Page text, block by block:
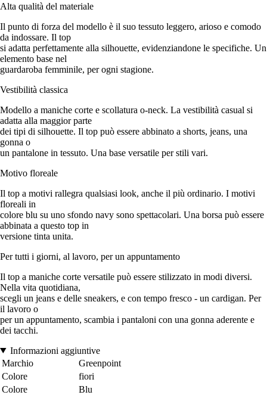
Alta qualità del materiale
Il punto di forza del modello è il suo tessuto leggero, arioso e comodo
da indossare. Il top
si adatta perfettamente alla silhouette, evidenziandone le specifiche. Un
elemento base nel
guardaroba femminile, per ogni stagione.
Vestibilità classica
Modello a maniche corte e scollatura o-neck. La vestibilità casual si
adatta alla maggior parte
dei tipi di silhouette. Il top può essere abbinato a shorts, jeans, una
gonna o
un pantalone in tessuto. Una base versatile per stili vari.
Motivo floreale
Il top a motivi rallegra qualsiasi look, anche il più ordinario. I motivi
floreali in
colore blu su uno sfondo navy sono spettacolari. Una borsa può essere
abbinata a questo top in
versione tinta unita.
Per tutti i giorni, al lavoro, per un appuntamento
Il top a maniche corte versatile può essere stilizzato in modi diversi.
Nella vita quotidiana,
scegli un jeans e delle sneakers, e con tempo fresco - un cardigan. Per
il lavoro o
per un appuntamento, scambia i pantaloni con una gonna aderente e
dei tacchi.
Informazioni aggiuntive
Marchio
Greenpoint
Colore
fiori
Colore
Blu